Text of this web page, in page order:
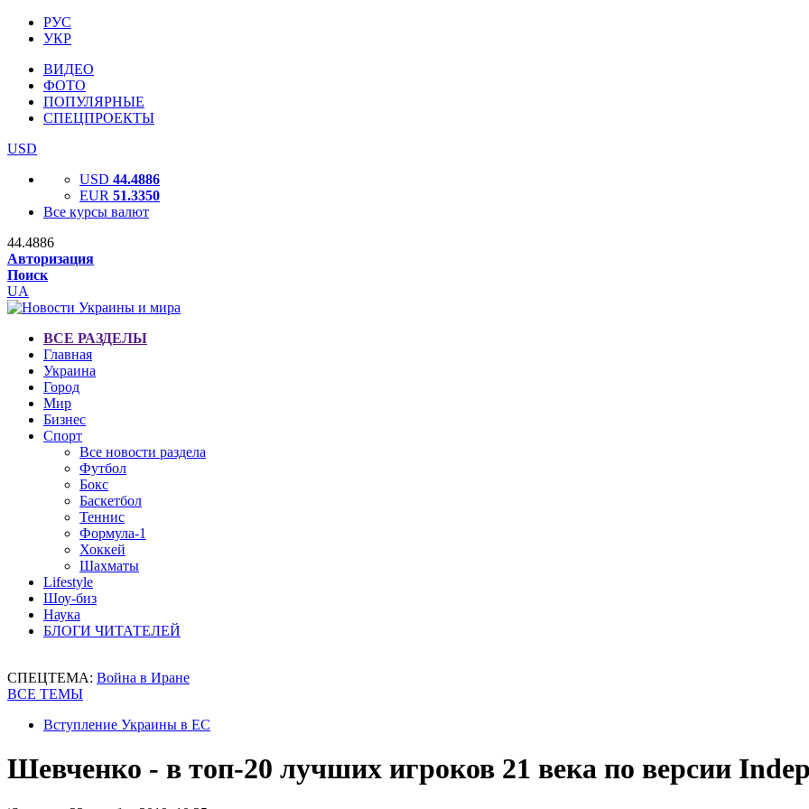
РУС
УКР
ВИДЕО
ФОТО
ПОПУЛЯРНЫЕ
СПЕЦПРОЕКТЫ
USD
USD 44.4886
EUR 51.3350
Все курсы валют
44.4886
Авторизация
Поиск
UA
ВСЕ РАЗДЕЛЫ
Главная
Украина
Город
Мир
Бизнес
Спорт
Все новости раздела
Футбол
Бокс
Баскетбол
Теннис
Формула-1
Хоккей
Шахматы
Lifestyle
Шоу-биз
Наука
БЛОГИ ЧИТАТЕЛЕЙ
СПЕЦТЕМА: Война в Иране
ВСЕ ТЕМЫ
Вступление Украины в ЕС
Шевченко - в топ-20 лучших игроков 21 века по версии